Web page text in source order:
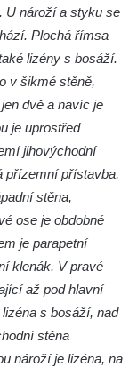
U nároží a styku se
Plochá římsa
lizény s bosáží.
v šikmé stěně,
dvě a navíc je
je uprostřed
jihovýchodní
přízemní přístavba,
stěna,
ose je obdobné
je parapetní
klenák. V pravé
až pod hlavní
s bosáží, nad
stěna
nároží je lizéna, na